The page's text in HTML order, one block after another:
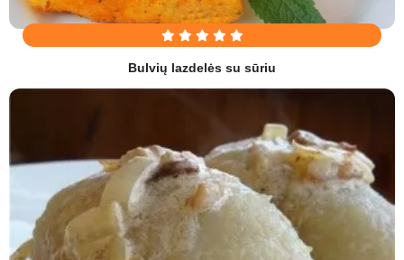
Bulvių lazdelės su sūriu